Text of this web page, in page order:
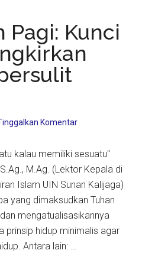
Pagi: Kunci
Komentar
kalau memiliki sesuatu"
M.Ag. (Lektor Kepala di
Islam UIN Sunan Kalijaga)
yang dimaksudkan Tuhan
mengatualisasikannya
prinsip hidup minimalis agar
Antara lain: …